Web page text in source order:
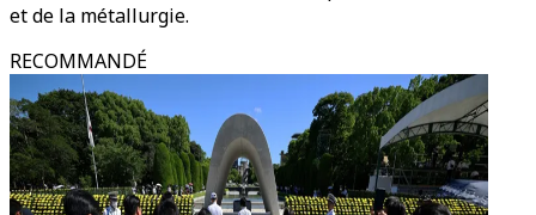
et de la métallurgie.
RECOMMANDÉ